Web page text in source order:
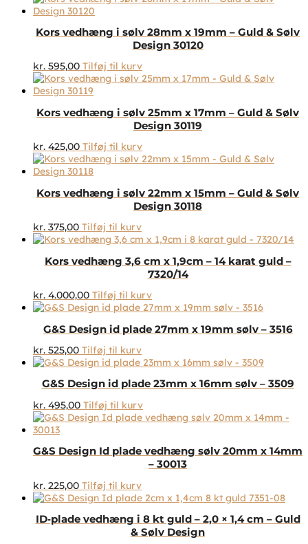
Kors vedhæng i sølv 28mm x 19mm – Guld & Sølv
Design 30120
kr. 595,00 Tilføj til kurv
Kors vedhæng i sølv 25mm x 17mm – Guld & Sølv
Design 30119
kr. 425,00 Tilføj til kurv
Kors vedhæng i sølv 22mm x 15mm – Guld & Sølv
Design 30118
kr. 375,00 Tilføj til kurv
Kors vedhæng 3,6 cm x 1,9cm – 14 karat guld –
7320/14
kr. 4.000,00 Tilføj til kurv
G&S Design id plade 27mm x 19mm sølv – 3516
kr. 525,00 Tilføj til kurv
G&S Design id plade 23mm x 16mm sølv – 3509
kr. 495,00 Tilføj til kurv
G&S Design Id plade vedhæng sølv 20mm x 14mm
– 30013
kr. 225,00 Tilføj til kurv
ID‑plade vedhæng i 8 kt guld – 2,0 × 1,4 cm – Guld
& Sølv Design